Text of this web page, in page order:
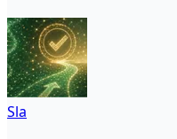
Sla